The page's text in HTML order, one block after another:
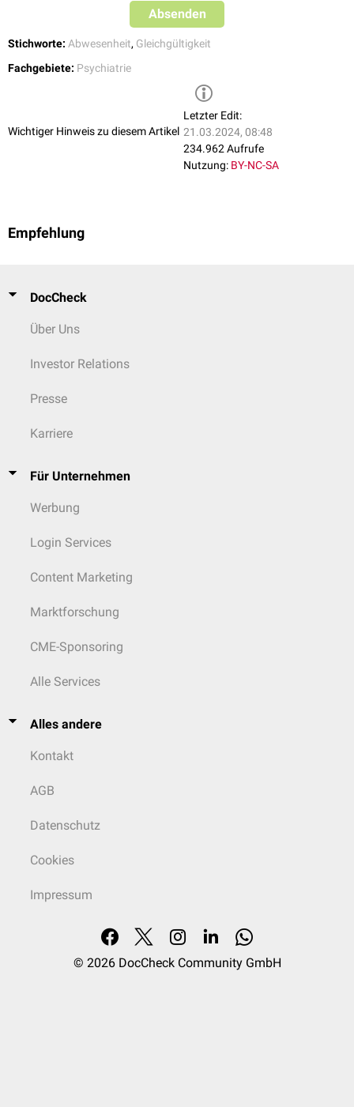
Creutzfeldt-Jakob-Krankheit
Chagas-Krankheit
Progressive supranukleäre Blickparese
verschiedenen psychischen Erkrankungen
Schizophrenie
Absenden
Stichworte: Abwesenheit, Gleichgültigkeit
Fachgebiete: Psychiatrie
Wichtiger Hinweis zu diesem Artikel
Letzter Edit:
21.03.2024, 08:48
234.962 Aufrufe
Nutzung: BY-NC-SA
Empfehlung
DocCheck
Über Uns
Investor Relations
Presse
Karriere
Für Unternehmen
Werbung
Login Services
Content Marketing
Marktforschung
CME-Sponsoring
Alle Services
Alles andere
Kontakt
AGB
Datenschutz
Cookies
Impressum
© 2026 DocCheck Community GmbH